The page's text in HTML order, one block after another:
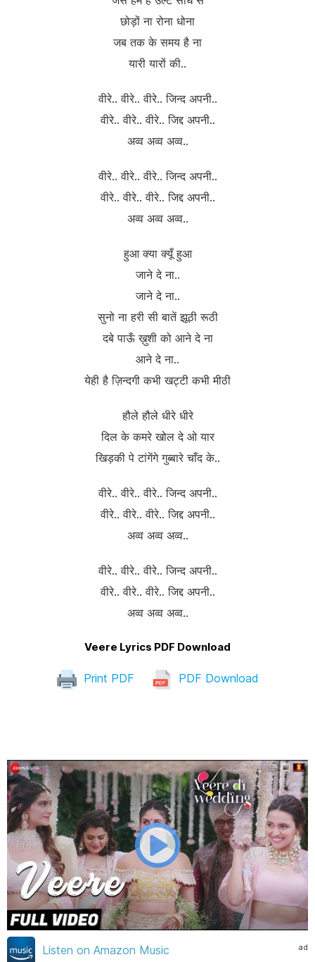
छोड़ों ना रोना धोना
जब तक के समय है ना
यारी यारों की..
वीरे.. वीरे.. वीरे.. जिन्द अपनी..
वीरे.. वीरे.. वीरे.. जिद्द अपनी..
अव्व अव्व अव्व..
वीरे.. वीरे.. वीरे.. जिन्द अपनी..
वीरे.. वीरे.. वीरे.. जिद्द अपनी..
अव्व अव्व अव्व..
हुआ क्या क्यूँ हुआ
जाने दे ना..
जाने दे ना..
सुनो ना हरी सी बातें झूठी रूठी
दबे पाऊँ ख़ुशी को आने दे ना
आने दे ना..
येही है ज़िन्दगी कभी खट्टी कभी मीठी
हौले हौले धीरे धीरे
दिल के कमरे खोल दे ओ यार
खिड़की पे टांगेंगे गुब्बारे चाँद के..
वीरे.. वीरे.. वीरे.. जिन्द अपनी..
वीरे.. वीरे.. वीरे.. जिद्द अपनी..
अव्व अव्व अव्व..
वीरे.. वीरे.. वीरे.. जिन्द अपनी..
वीरे.. वीरे.. वीरे.. जिद्द अपनी..
अव्व अव्व अव्व..
Veere Lyrics PDF Download
Print PDF PDF Download
ad
Listen on Amazon Music